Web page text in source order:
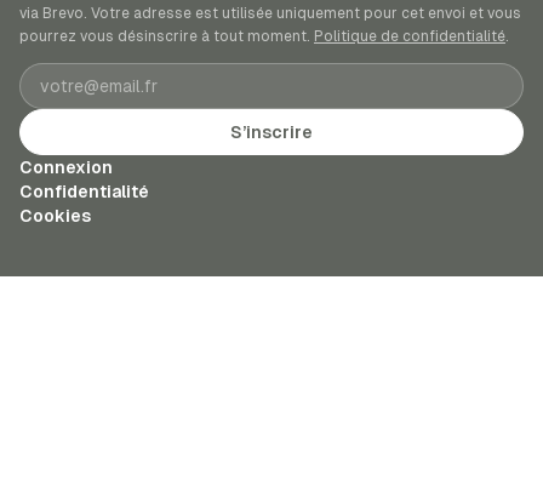
via Brevo. Votre adresse est utilisée uniquement pour cet envoi et vous
pourrez vous désinscrire à tout moment. Politique de confidentialité.
Adresse e-mail
S’inscrire
Connexion
Confidentialité
Cookies